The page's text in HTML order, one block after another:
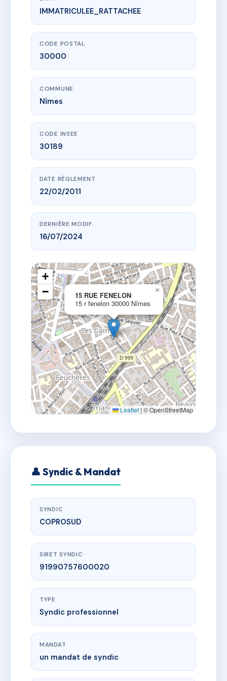
www.vme.plus/AD0536110
15 RUE FENELON
15 r fenelon
IMMATRICULEE_RATTACHEE
CODE POSTAL
30000
COMMUNE
Nîmes
CODE INSEE
30189
DATE RÈGLEMENT
22/02/2011
DERNIÈRE MODIF.
16/07/2024
15 RUE FENELON
15 r fenelon 30000 Nîmes
×
+
−
Leaflet | © OpenStreetMap
👤 Syndic & Mandat
SYNDIC
COPROSUD
SIRET SYNDIC
91990757600020
TYPE
Syndic professionnel
MANDAT
un mandat de syndic